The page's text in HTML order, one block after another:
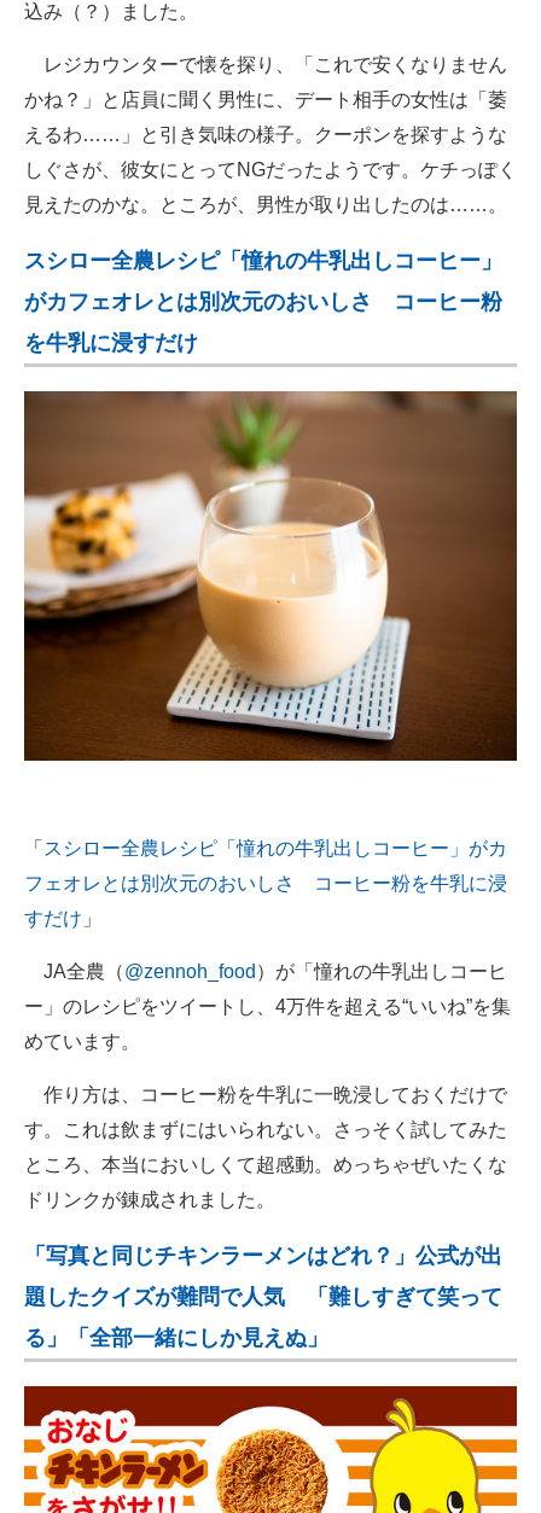
込み（？）ました。
レジカウンターで懐を探り、「これで安くなりません
かね？」と店員に聞く男性に、デート相手の女性は「萎
えるわ……」と引き気味の様子。クーポンを探すような
しぐさが、彼女にとってNGだったようです。ケチっぽく
見えたのかな。ところが、男性が取り出したのは……。
スシロー全農レシピ「憧れの牛乳出しコーヒー」
がカフェオレとは別次元のおいしさ コーヒー粉
を牛乳に浸すだけ
「 スシロー全農レシピ「憧れの牛乳出しコーヒー」がカ
フェオレとは別次元のおいしさ コーヒー粉を牛乳に浸
すだけ 」
JA全農（@zennoh_food ）が「憧れの牛乳出しコーヒ
ー」のレシピをツイートし、4万件を超える“いいね”を集
めています。
作り方は、コーヒー粉を牛乳に一晩浸しておくだけで
す。これは飲まずにはいられない。さっそく試してみた
ところ、本当においしくて超感動。めっちゃぜいたくな
ドリンクが錬成されました。
「写真と同じチキンラーメンはどれ？」公式が出
題したクイズが難問で人気 「難しすぎて笑って
る」「全部一緒にしか見えぬ」